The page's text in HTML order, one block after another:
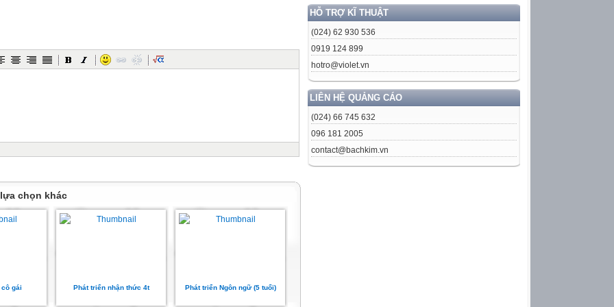
HỖ TRỢ KĨ THUẬT
(024) 62 930 536
0919 124 899
hotro@violet.vn
LIÊN HỆ QUẢNG CÁO
(024) 66 745 632
096 181 2005
contact@bachkim.vn
chọn khác
cô gái Phát triển nhận thức 4t Phát triển Ngôn ngữ (5 tuổi)